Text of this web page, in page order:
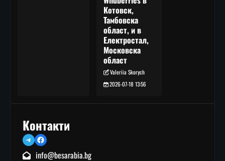
Котовск,
Тамбовска
област, и в
Електростал,
Московска
област
Valeriia Skorych
2026-07-18 13:56
Контакти
TelegramFacebook
info@besarabia.bg